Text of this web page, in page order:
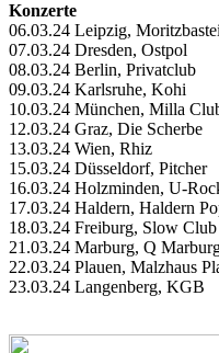
Konzerte
06.03.24 Leipzig, Moritzbastei
07.03.24 Dresden, Ostpol
08.03.24 Berlin, Privatclub
09.03.24 Karlsruhe, Kohi
10.03.24 München, Milla
12.03.24 Graz, Die Scherbe
13.03.24 Wien, Rhiz
15.03.24 Düsseldorf, Pitcher
16.03.24 Holzminden, U-
17.03.24 Haldern, Haldern
18.03.24 Freiburg, Slow Club
21.03.24 Marburg, Q
22.03.24 Plauen, Malzhaus
23.03.24 Langenberg, KGB